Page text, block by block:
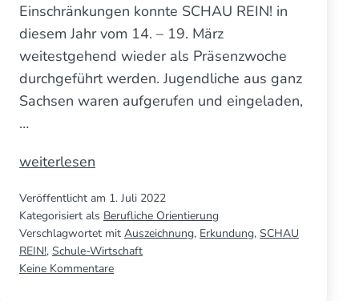
Einschränkungen konnte SCHAU REIN! in
diesem Jahr vom 14. – 19. März
weitestgehend wieder als Präsenzwoche
durchgeführt werden. Jugendliche aus ganz
Sachsen waren aufgerufen und eingeladen,
…
SCHAU
2022
–
enga­
gierte
weiterlesen
Veröffentlicht am 1. Juli 2022
Kategorisiert als Berufliche Orientierung
Verschlagwortet mit Auszeichnung, Erkundung, SCHAU
REIN!, Schule-Wirtschaft
Keine Kommentarezu